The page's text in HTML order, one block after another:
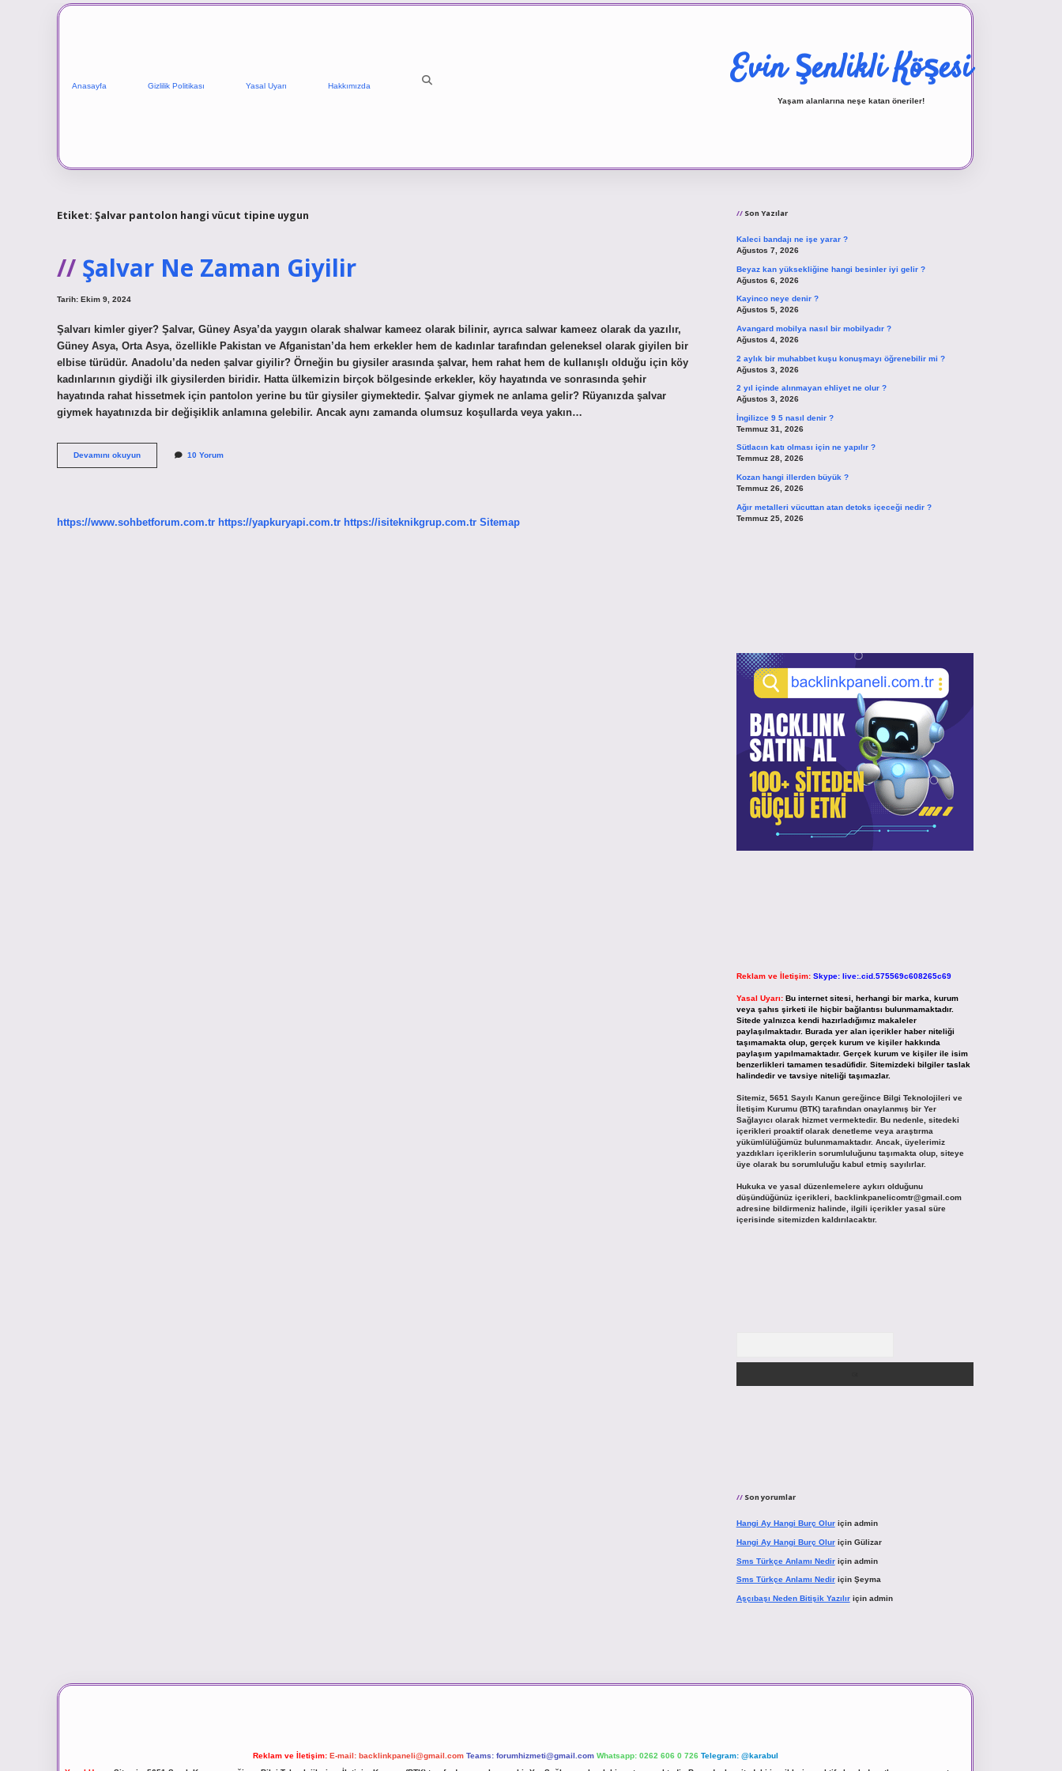
Anasayfa Gizlilik Politikası Yasal Uyarı Hakkımızda Evin Şenlikli Köşesi
Yaşam alanlarına neşe katan öneriler!
Etiket: Şalvar pantolon hangi vücut tipine uygun
Şalvar Ne Zaman Giyilir
Tarih: Ekim 9, 2024
Şalvarı kimler giyer? Şalvar, Güney Asya’da yaygın olarak shalwar kameez olarak bilinir, ayrıca salwar kameez olarak da yazılır,
Güney Asya, Orta Asya, özellikle Pakistan ve Afganistan’da hem erkekler hem de kadınlar tarafından geleneksel olarak giyilen bir
elbise türüdür. Anadolu’da neden şalvar giyilir? Örneğin bu giysiler arasında şalvar, hem rahat hem de kullanışlı olduğu için köy
kadınlarının giydiği ilk giysilerden biridir. Hatta ülkemizin birçok bölgesinde erkekler, köy hayatında ve sonrasında şehir
hayatında rahat hissetmek için pantolon yerine bu tür giysiler giymektedir. Şalvar giymek ne anlama gelir? Rüyanızda şalvar
giymek hayatınızda bir değişiklik anlamına gelebilir. Ancak aynı zamanda olumsuz koşullarda veya yakın…
Devamını okuyunŞalvar
Ne
10 Yorum
https://www.sohbetforum.com.tr https://yapkuryapi.com.tr https://isiteknikgrup.com.tr Sitemap
Son Yazılar
Kaleci bandajı ne işe yarar ?
Ağustos 7, 2026
Beyaz kan yüksekliğine hangi besinler iyi gelir ?
Ağustos 6, 2026
Kayinco neye denir ?
Ağustos 5, 2026
Avangard mobilya nasıl bir mobilyadır ?
Ağustos 4, 2026
2 aylık bir muhabbet kuşu konuşmayı öğrenebilir mi ?
Ağustos 3, 2026
2 yıl içinde alınmayan ehliyet ne olur ?
Ağustos 3, 2026
İngilizce 9 5 nasıl denir ?
Temmuz 31, 2026
Sütlacın katı olması için ne yapılır ?
Temmuz 28, 2026
Kozan hangi illerden büyük ?
Temmuz 26, 2026
Ağır metalleri vücuttan atan detoks içeceği nedir ?
Temmuz 25, 2026
Reklam ve İletişim: Skype: live:.cid.575569c608265c69
Yasal Uyarı: Bu internet sitesi, herhangi bir marka, kurum
veya şahıs şirketi ile hiçbir bağlantısı bulunmamaktadır.
Sitede yalnızca kendi hazırladığımız makaleler
paylaşılmaktadır. Burada yer alan içerikler haber niteliği
taşımamakta olup, gerçek kurum ve kişiler hakkında
paylaşım yapılmamaktadır. Gerçek kurum ve kişiler ile isim
benzerlikleri tamamen tesadüfidir. Sitemizdeki bilgiler taslak
halindedir ve tavsiye niteliği taşımazlar.
Sitemiz, 5651 Sayılı Kanun gereğince Bilgi Teknolojileri ve
İletişim Kurumu (BTK) tarafından onaylanmış bir Yer
Sağlayıcı olarak hizmet vermektedir. Bu nedenle, sitedeki
içerikleri proaktif olarak denetleme veya araştırma
yükümlülüğümüz bulunmamaktadır. Ancak, üyelerimiz
yazdıkları içeriklerin sorumluluğunu taşımakta olup, siteye
üye olarak bu sorumluluğu kabul etmiş sayılırlar.
Hukuka ve yasal düzenlemelere aykırı olduğunu
düşündüğünüz içerikleri, backlinkpanelicomtr@gmail.com
adresine bildirmeniz halinde, ilgili içerikler yasal süre
içerisinde sitemizden kaldırılacaktır.
Son yorumlar
Hangi Ay Hangi Burç Oluriçin admin
Hangi Ay Hangi Burç Oluriçin Gülizar
Sms Türkçe Anlamı Nediriçin admin
Sms Türkçe Anlamı Nediriçin Şeyma
Aşçıbaşı Neden Bitişik Yazılıriçin admin
Reklam ve İletişim: E-mail: backlinkpaneli@gmail.com Teams: forumhizmeti@gmail.com Whatsapp: 0262 606 0 726 Telegram: @karabul